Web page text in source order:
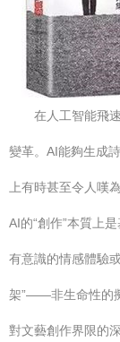
在人工智能飛
變革。AI能夠生成
上有時甚至令人嘆
AI的“創作”本質上
有意識的情感體驗
架”——非生命性的
對文藝創作界限的